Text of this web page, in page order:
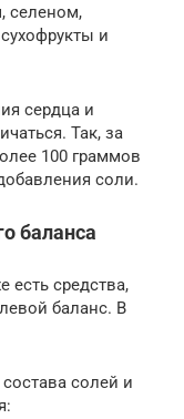
селеном,
и
сердца и
Так, за
100 граммов
соли.
баланса
есть средства,
баланс. В
солей и